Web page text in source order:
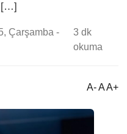
[…]
Çarşamba -
3 dk
okuma
A- A A+